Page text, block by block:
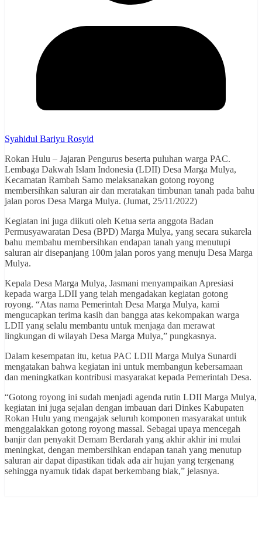
Syahidul Bariyu Rosyid
Rokan Hulu – Jajaran Pengurus beserta puluhan warga PAC.
Lembaga Dakwah Islam Indonesia (LDII) Desa Marga Mulya,
Kecamatan Rambah Samo melaksanakan gotong royong
membersihkan saluran air dan meratakan timbunan tanah pada bahu
jalan poros Desa Marga Mulya. (Jumat, 25/11/2022)
Kegiatan ini juga diikuti oleh Ketua serta anggota Badan
Permusyawaratan Desa (BPD) Marga Mulya, yang secara sukarela
bahu membahu membersihkan endapan tanah yang menutupi
saluran air disepanjang 100m jalan poros yang menuju Desa Marga
Mulya.
Kepala Desa Marga Mulya, Jasmani menyampaikan Apresiasi
kepada warga LDII yang telah mengadakan kegiatan gotong
royong. “Atas nama Pemerintah Desa Marga Mulya, kami
mengucapkan terima kasih dan bangga atas kekompakan warga
LDII yang selalu membantu untuk menjaga dan merawat
lingkungan di wilayah Desa Marga Mulya,” pungkasnya.
Dalam kesempatan itu, ketua PAC LDII Marga Mulya Sunardi
mengatakan bahwa kegiatan ini untuk membangun kebersamaan
dan meningkatkan kontribusi masyarakat kepada Pemerintah Desa.
“Gotong royong ini sudah menjadi agenda rutin LDII Marga Mulya,
kegiatan ini juga sejalan dengan imbauan dari Dinkes Kabupaten
Rokan Hulu yang mengajak seluruh komponen masyarakat untuk
menggalakkan gotong royong massal. Sebagai upaya mencegah
banjir dan penyakit Demam Berdarah yang akhir akhir ini mulai
meningkat, dengan membersihkan endapan tanah yang menutup
saluran air dapat dipastikan tidak ada air hujan yang tergenang
sehingga nyamuk tidak dapat berkembang biak,” jelasnya.